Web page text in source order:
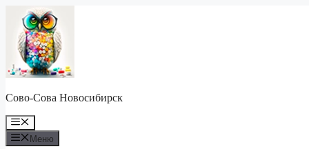
Перейти
содержимому
Сово-Сова Новосибирск
Меню
Меню